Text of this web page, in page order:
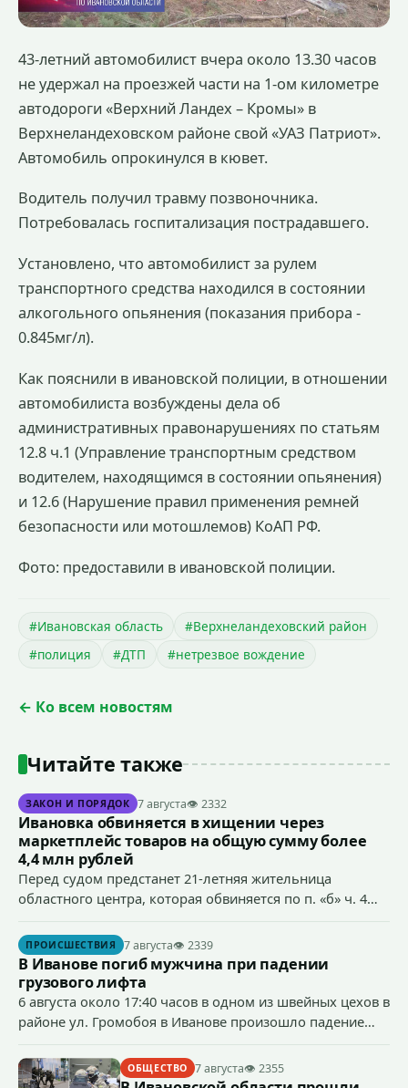
43-летний автомобилист вчера около 13.30 часов
не удержал на проезжей части на 1-ом километре
автодороги «Верхний Ландех – Кромы» в
Верхнеландеховском районе свой «УАЗ Патриот».
Автомобиль опрокинулся в кювет.
Водитель получил травму позвоночника.
Потребовалась госпитализация пострадавшего.
Установлено, что автомобилист за рулем
транспортного средства находился в состоянии
алкогольного опьянения (показания прибора -
0.845мг/л).
Как пояснили в ивановской полиции, в отношении
автомобилиста возбуждены дела об
административных правонарушениях по статьям
12.8 ч.1 (Управление транспортным средством
водителем, находящимся в состоянии опьянения)
и 12.6 (Нарушение правил применения ремней
безопасности или мотошлемов) КоАП РФ.
Фото: предоставили в ивановской полиции.
#Ивановская область
#Верхнеландеховский район
#полиция
#ДТП #нетрезвое вождение
← Ко всем новостям
Читайте также
ЗАКОН И ПОРЯДОК 7 августа👁 2332
Ивановка обвиняется в хищении через
маркетплейс товаров на общую сумму более
4,4 млн рублей
Перед судом предстанет 21-летняя жительница
областного центра, которая обвиняется по п. «б» ч. 4
сумму более 4,4 млн рублей через маркетплейс.
ПРОИСШЕСТВИЯ 7 августа👁 2339
В Иванове погиб мужчина при падении
грузового лифта
6 августа около 17:40 часов в одном из швейных цехов в
районе ул. Громобоя в Иванове произошло падение
ОБЩЕСТВО 7 августа👁 2355